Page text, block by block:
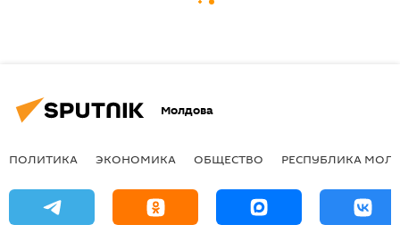
Молдова
ПОЛИТИКА ЭКОНОМИКА ОБЩЕСТВО РЕСПУБЛИКА